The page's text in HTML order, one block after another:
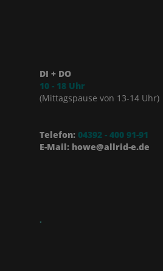
DI + DO
10 - 18 Uhr
(Mittagspause von 13-14 Uhr)
Telefon: 04392 - 400 91-91
E-Mail: howe@allrid-e.de
.